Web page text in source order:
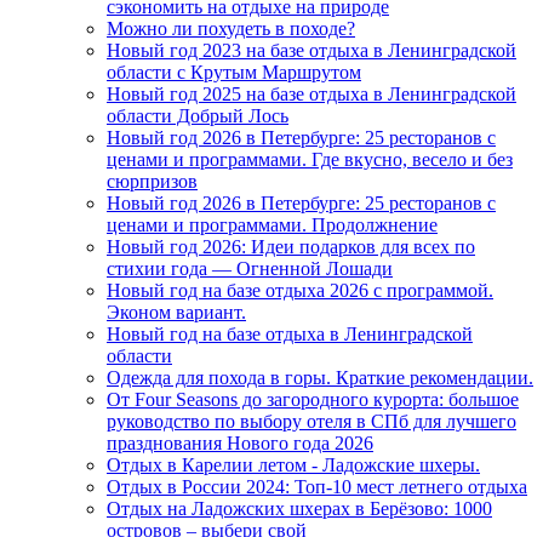
сэкономить на отдыхе на природе
Можно ли похудеть в походе?
Новый год 2023 на базе отдыха в Ленинградской
области с Крутым Маршрутом
Новый год 2025 на базе отдыха в Ленинградской
области Добрый Лось
Новый год 2026 в Петербурге: 25 ресторанов с
ценами и программами. Где вкусно, весело и без
сюрпризов
Новый год 2026 в Петербурге: 25 ресторанов с
ценами и программами. Продолжнение
Новый год 2026: Идеи подарков для всех по
стихии года — Огненной Лошади
Новый год на базе отдыха 2026 с программой.
Эконом вариант.
Новый год на базе отдыха в Ленинградской
области
Одежда для похода в горы. Краткие рекомендации.
От Four Seasons до загородного курорта: большое
руководство по выбору отеля в СПб для лучшего
празднования Нового года 2026
Отдых в Карелии летом - Ладожские шхеры.
Отдых в России 2024: Топ-10 мест летнего отдыха
Отдых на Ладожских шхерах в Берёзово: 1000
островов – выбери свой